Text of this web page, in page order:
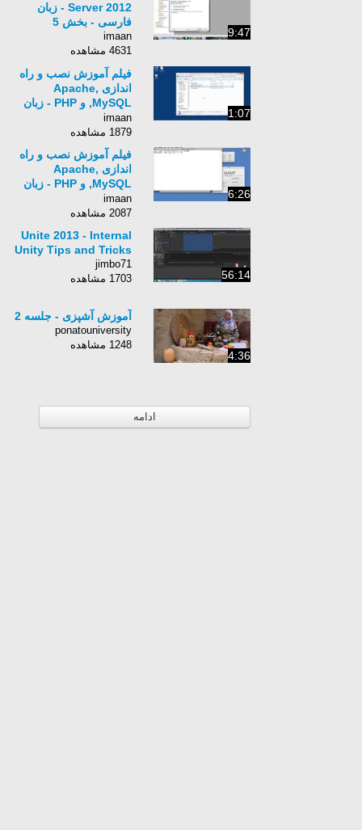
9:47
Server 2012 - زبان
فارسی - بخش 5
imaan
4631 مشاهده
1:07
فیلم آموزش نصب و راه
اندازی Apache,
MySQL, و PHP - زبان
انگلیسی - بخش 3
imaan
1879 مشاهده
6:26
فیلم آموزش نصب و راه
اندازی Apache,
MySQL, و PHP - زبان
انگلیسی - بخش 34
imaan
2087 مشاهده
56:14
Unite 2013 - Internal
Unity Tips and Tricks
jimbo71
1703 مشاهده
4:36
آموزش آشپزی - جلسه 2
ponatouniversity
1248 مشاهده
ادامه